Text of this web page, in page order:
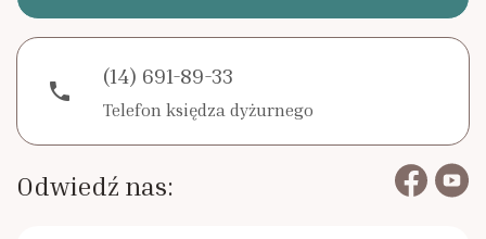
phone
(14) 691-89-33
Telefon księdza dyżurnego
Odwiedź nas: